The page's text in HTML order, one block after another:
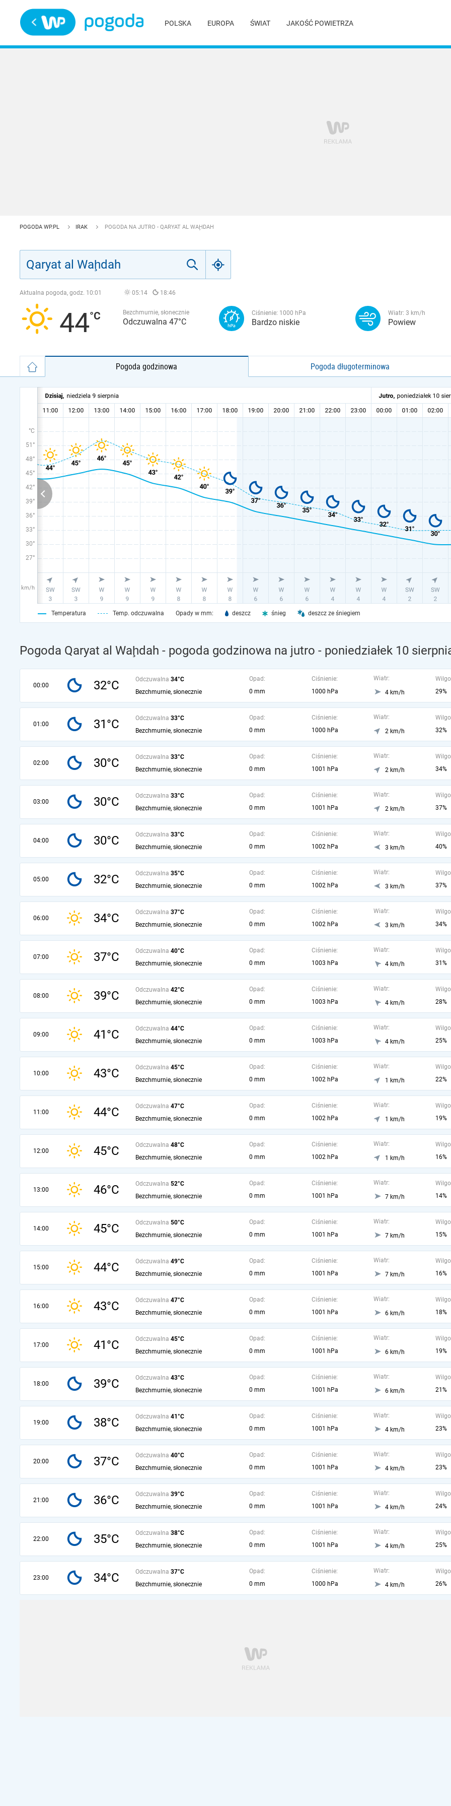
POLSKA EUROPA ŚWIAT JAKOŚĆ POWIETRZA
POGODA WP.PL IRAK POGODA NA JUTRO - QARYAT AL WAḨDAH
Aktualna pogoda, godz. 10:01 05:14 18:46
44 Bezchmurnie, słonecznie
Odczuwalna 47°C
Ciśnienie: 1000 hPa
Bardzo niskie
Wiatr: 3 km/h
Powiew
Pogoda godzinowa Pogoda długoterminowa
°C
51°
48°
45°
42°
39°
36°
33°
30°
27°
km/h
Temperatura Temp. odczuwalna Opady w mm: deszcz śnieg deszcz ze śniegiem
Pogoda Qaryat al Waḩdah - pogoda godzinowa na jutro - poniedziałek 10
00:00 32°C Odczuwalna 34°C
Bezchmurnie, słonecznie
Opad:
0 mm
Ciśnienie:
1000 hPa
Wiatr:
4 km/h
29%
01:00 31°C Odczuwalna 33°C
Bezchmurnie, słonecznie
Opad:
0 mm
Ciśnienie:
1000 hPa
Wiatr:
2 km/h
32%
02:00 30°C Odczuwalna 33°C
Bezchmurnie, słonecznie
Opad:
0 mm
Ciśnienie:
1001 hPa
Wiatr:
2 km/h
34%
03:00 30°C Odczuwalna 33°C
Bezchmurnie, słonecznie
Opad:
0 mm
Ciśnienie:
1001 hPa
Wiatr:
2 km/h
37%
04:00 30°C Odczuwalna 33°C
Bezchmurnie, słonecznie
Opad:
0 mm
Ciśnienie:
1002 hPa
Wiatr:
3 km/h
40%
05:00 32°C Odczuwalna 35°C
Bezchmurnie, słonecznie
Opad:
0 mm
Ciśnienie:
1002 hPa
Wiatr:
3 km/h
37%
06:00 34°C Odczuwalna 37°C
Bezchmurnie, słonecznie
Opad:
0 mm
Ciśnienie:
1002 hPa
Wiatr:
3 km/h
34%
07:00 37°C Odczuwalna 40°C
Bezchmurnie, słonecznie
Opad:
0 mm
Ciśnienie:
1003 hPa
Wiatr:
4 km/h
31%
08:00 39°C Odczuwalna 42°C
Bezchmurnie, słonecznie
Opad:
0 mm
Ciśnienie:
1003 hPa
Wiatr:
4 km/h
28%
09:00 41°C Odczuwalna 44°C
Bezchmurnie, słonecznie
Opad:
0 mm
Ciśnienie:
1003 hPa
Wiatr:
4 km/h
25%
10:00 43°C Odczuwalna 45°C
Bezchmurnie, słonecznie
Opad:
0 mm
Ciśnienie:
1002 hPa
Wiatr:
1 km/h
22%
11:00 44°C Odczuwalna 47°C
Bezchmurnie, słonecznie
Opad:
0 mm
Ciśnienie:
1002 hPa
Wiatr:
1 km/h
19%
12:00 45°C Odczuwalna 48°C
Bezchmurnie, słonecznie
Opad:
0 mm
Ciśnienie:
1002 hPa
Wiatr:
1 km/h
16%
13:00 46°C Odczuwalna 52°C
Bezchmurnie, słonecznie
Opad:
0 mm
Ciśnienie:
1001 hPa
Wiatr:
7 km/h
14%
14:00 45°C Odczuwalna 50°C
Bezchmurnie, słonecznie
Opad:
0 mm
Ciśnienie:
1001 hPa
Wiatr:
7 km/h
15%
15:00 44°C Odczuwalna 49°C
Bezchmurnie, słonecznie
Opad:
0 mm
Ciśnienie:
1001 hPa
Wiatr:
7 km/h
16%
16:00 43°C Odczuwalna 47°C
Bezchmurnie, słonecznie
Opad:
0 mm
Ciśnienie:
1001 hPa
Wiatr:
6 km/h
18%
17:00 41°C Odczuwalna 45°C
Bezchmurnie, słonecznie
Opad:
0 mm
Ciśnienie:
1001 hPa
Wiatr:
6 km/h
19%
18:00 39°C Odczuwalna 43°C
Bezchmurnie, słonecznie
Opad:
0 mm
Ciśnienie:
1001 hPa
Wiatr:
6 km/h
21%
19:00 38°C Odczuwalna 41°C
Bezchmurnie, słonecznie
Opad:
0 mm
Ciśnienie:
1001 hPa
Wiatr:
4 km/h
23%
20:00 37°C Odczuwalna 40°C
Bezchmurnie, słonecznie
Opad:
0 mm
Ciśnienie:
1001 hPa
Wiatr:
4 km/h
23%
21:00 36°C Odczuwalna 39°C
Bezchmurnie, słonecznie
Opad:
0 mm
Ciśnienie:
1001 hPa
Wiatr:
4 km/h
24%
22:00 35°C Odczuwalna 38°C
Bezchmurnie, słonecznie
Opad:
0 mm
Ciśnienie:
1001 hPa
Wiatr:
4 km/h
25%
23:00 34°C Odczuwalna 37°C
Bezchmurnie, słonecznie
Opad:
0 mm
Ciśnienie:
1000 hPa
Wiatr:
4 km/h
26%